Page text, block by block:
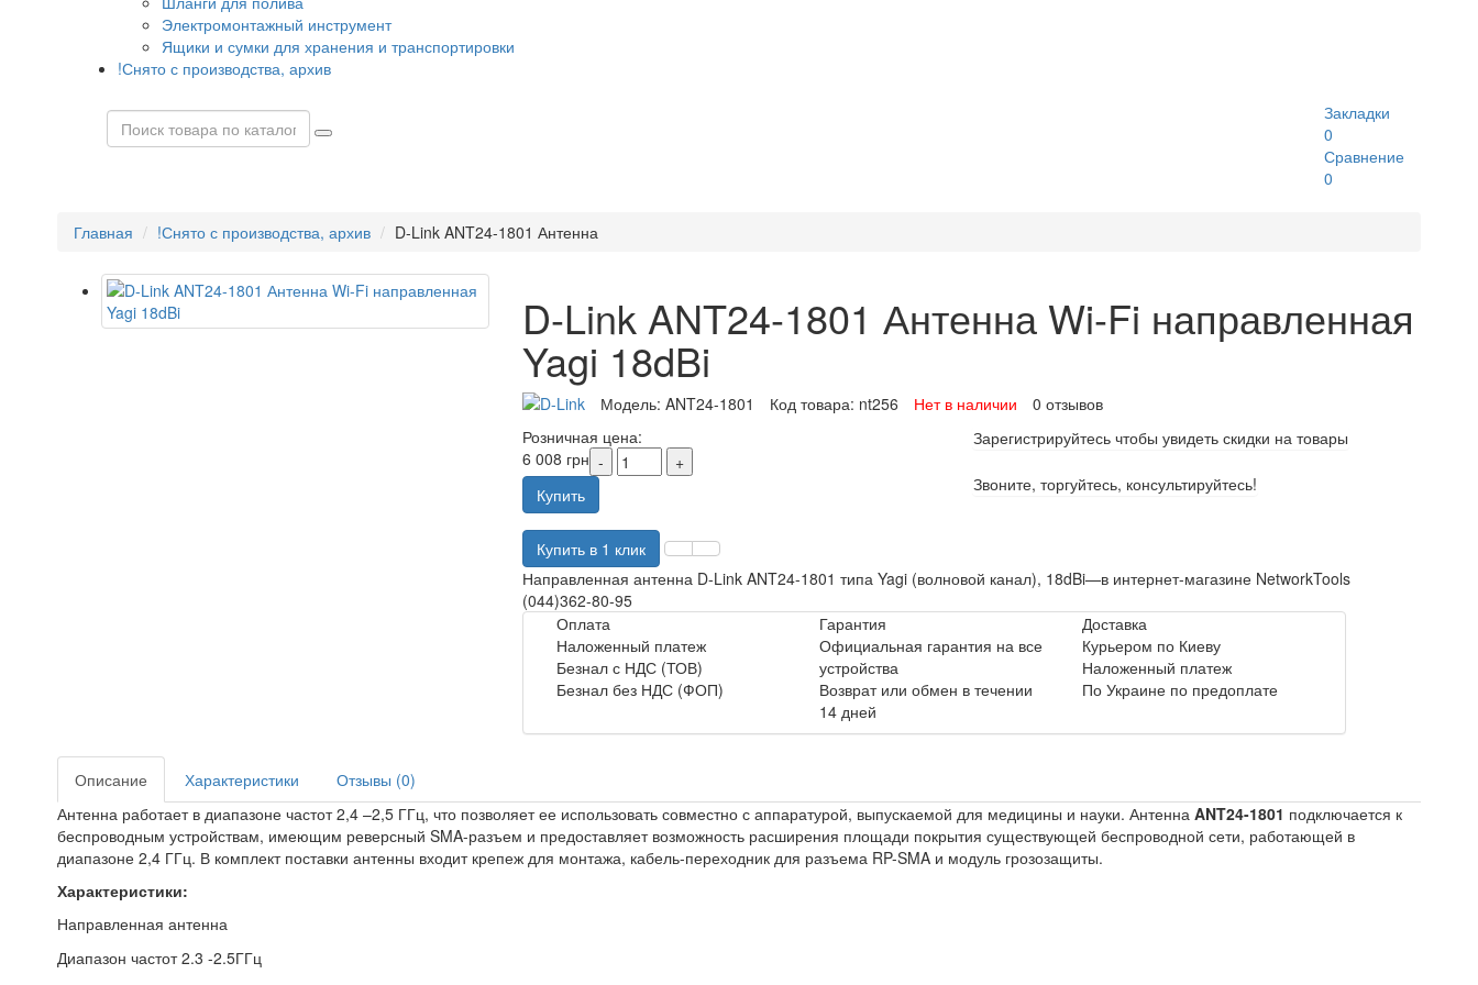
Электромонтажный инструмент
Ящики и сумки для хранения и транспортировки
!Снято с производства, архив
Закладки
0
Сравнение
0
Главная !Снято с производства, архив D-Link ANT24-1801 Антенна
D-Link ANT24-1801 Антенна Wi-Fi направленная
Yagi 18dBi
Модель:ANT24-1801 Код товара: nt256 Нет в наличии
0 отзывов
Розничная цена:
6 008 грн
Купить
Купить в 1 клик
Зарегистрируйтесь чтобы увидеть скидки на товары
Звоните, торгуйтесь, консультируйтесь!
Направленная антенна D-Link ANT24-1801 типа Yagi (волновой канал), 18dBi—в интернет-магазине NetworkTools
(044)362-80-95
Оплата
Наложенный платеж
Безнал с НДС (ТОВ)
Безнал без НДС (ФОП)
Гарантия
Официальная гарантия на все
устройства
Возврат или обмен в течении
14 дней
Доставка
Курьером по Киеву
Наложенный платеж
По Украине по предоплате
Описание Характеристики
Отзывы (0)
Антенна работает в диапазоне частот 2,4 –2,5 ГГц, что позволяет ее использовать совместно с аппаратурой, выпускаемой для медицины и науки. Антенна ANT24-1801 подключается к
беспроводным устройствам, имеющим реверсный SMA-разъем и предоставляет возможность расширения площади покрытия существующей беспроводной сети, работающей в
диапазоне 2,4 ГГц. В комплект поставки антенны входит крепеж для монтажа, кабель-переходник для разъема RP-SMA и модуль грозозащиты.
Характеристики:
Направленная антенна
Диапазон частот2.3 -2.5ГГц